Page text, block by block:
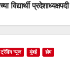
विद्यार्थी
ट्रेंडिंग न्यूज मुंबई होम